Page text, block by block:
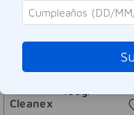
Cleanex